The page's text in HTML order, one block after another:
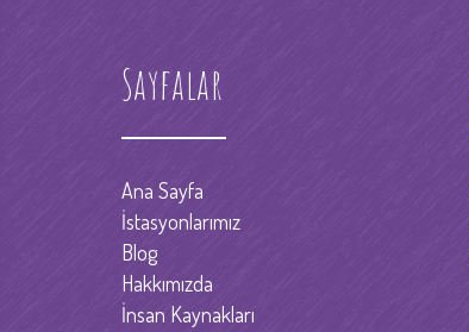
Sayfalar
Ana Sayfa
İstasyonlarımız
Blog
Hakkımızda
İnsan Kaynakları